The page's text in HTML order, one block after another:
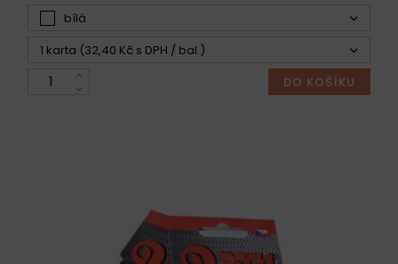
bílá
1 karta (32,40 Kč s DPH / bal.)
DO KOŠÍKU